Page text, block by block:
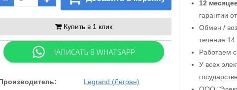
Купить в 1 клик
Legrand (Легран)
12
гарантии
Обмен /
течение 14
Работаем
У всех